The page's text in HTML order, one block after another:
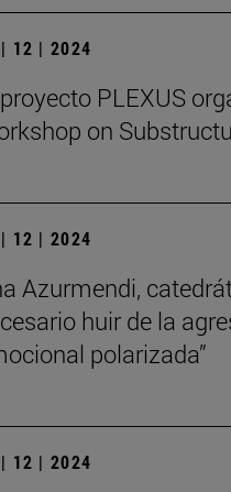
12 | 2024
PLEXUS
on
12 | 2024
Azurmendi,
huir de la
polarizada”
12 | 2024